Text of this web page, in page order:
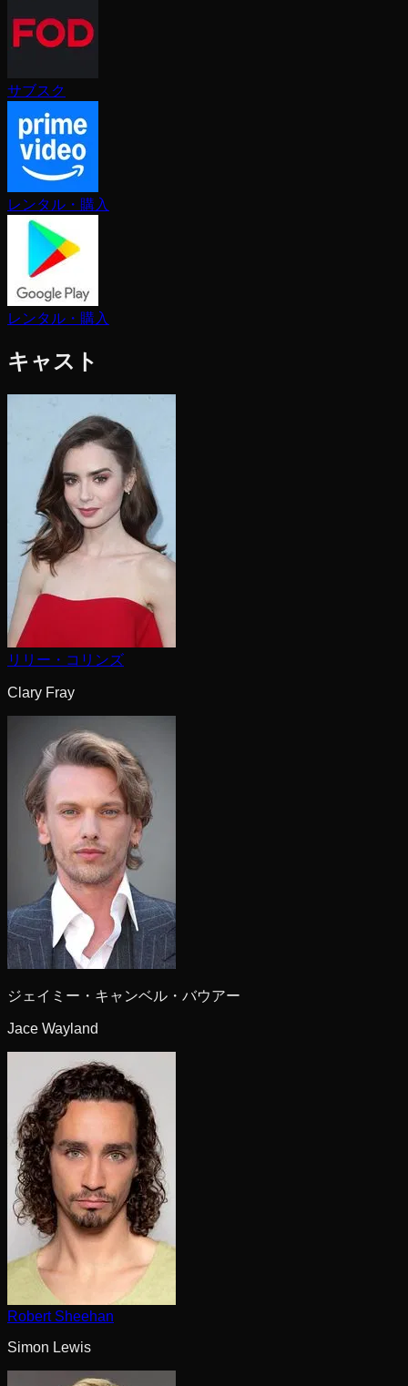
サブスク
レンタル・購入
レンタル・購入
キャスト
リリー・コリンズ
Clary Fray
ジェイミー・キャンベル・バウアー
Jace Wayland
Robert Sheehan
Simon Lewis